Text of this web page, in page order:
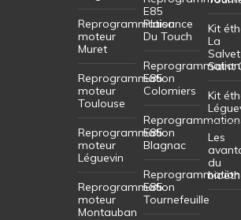
Reprogrammation
moteur
Muret
Reprogrammation
moteur
Toulouse
Reprogrammation
moteur
Léguevin
Reprogrammation
moteur
Montauban
E85
Plaisance
Du Touch
Reprogrammation
E85
Colomiers
Reprogrammation
E85
Blagnac
Reprogrammation
E85
Tournefeuille
Kit
La
Saint
Kit
Les
du